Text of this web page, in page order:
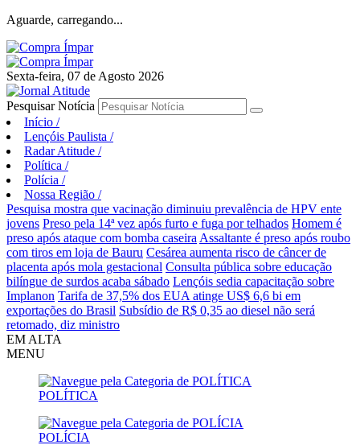
Aguarde, carregando...
Sexta-feira, 07 de Agosto 2026
Pesquisar Notícia
Início /
Lençóis Paulista /
Radar Atitude /
Política /
Polícia /
Nossa Região /
Pesquisa mostra que vacinação diminuiu prevalência de HPV ente
jovens Preso pela 14ª vez após furto e fuga por telhados Homem é
preso após ataque com bomba caseira Assaltante é preso após roubo
com tiros em loja de Bauru Cesárea aumenta risco de câncer de
placenta após mola gestacional Consulta pública sobre educação
bilíngue de surdos acaba sábado Lençóis sedia capacitação sobre
Implanon Tarifa de 37,5% dos EUA atinge US$ 6,6 bi em
exportações do Brasil Subsídio de R$ 0,35 ao diesel não será
retomado, diz ministro
EM ALTA
MENU
POLÍTICA
POLÍCIA